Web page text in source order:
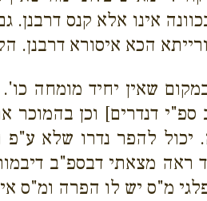
אינו אלא קנס דרבנן.
הכא איסורא דרבנן.
שאין יחיד מומחה
דנדרים] וכן בהמוכר
יכול להפר נדרו שלא
ראה מצאתי דבספ"ב
מ"ס יש לו הפרה ומ"ס